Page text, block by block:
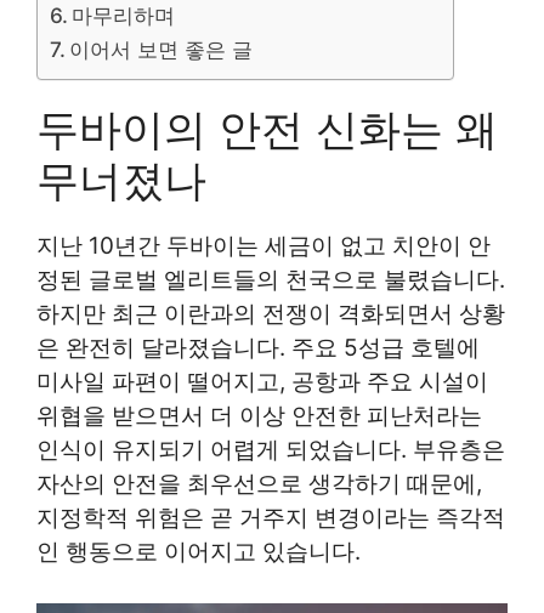
마무리하며
이어서 보면 좋은 글
두바이의 안전 신화는 왜
무너졌나
지난 10년간 두바이는 세금이 없고 치안이 안
정된 글로벌 엘리트들의 천국으로 불렸습니다.
하지만 최근 이란과의 전쟁이 격화되면서 상황
은 완전히 달라졌습니다. 주요 5성급 호텔에
미사일 파편이 떨어지고, 공항과 주요 시설이
위협을 받으면서 더 이상 안전한 피난처라는
인식이 유지되기 어렵게 되었습니다. 부유층은
자산의 안전을 최우선으로 생각하기 때문에,
지정학적 위험은 곧 거주지 변경이라는 즉각적
인 행동으로 이어지고 있습니다.